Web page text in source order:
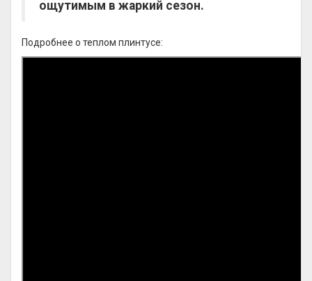
ощутимым в жаркий сезон.
Подробнее о теплом плинтусе: